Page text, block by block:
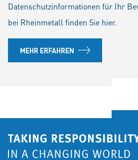
Datenschutzinformationen für Ihr
bei Rheinmetall finden Sie hier.
MEHR ERFAHREN